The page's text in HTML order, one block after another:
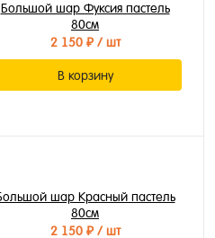
Большой шар Фуксия пастель
80см
2 150 ₽/ шт
В корзину
шар Красный пастель
80см
2 150 ₽/ шт